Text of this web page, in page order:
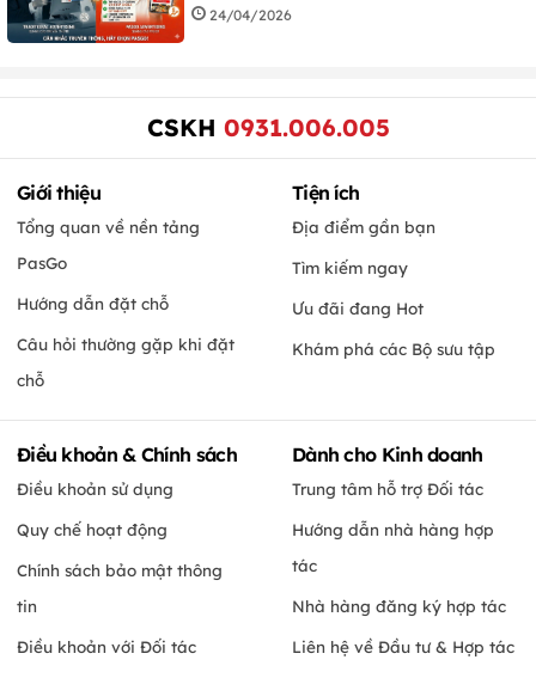
24/04/2026
CSKH 0931.006.005
Giới thiệu
Tổng quan về nền tảng
PasGo
Hướng dẫn đặt chỗ
Câu hỏi thường gặp khi đặt
chỗ
Tiện ích
Địa điểm gần bạn
Tìm kiếm ngay
Ưu đãi đang Hot
Khám phá các Bộ sưu tập
Điều khoản & Chính sách
Điều khoản sử dụng
Quy chế hoạt động
Chính sách bảo mật thông
tin
Điều khoản với Đối tác
Dành cho Kinh doanh
Trung tâm hỗ trợ Đối tác
Hướng dẫn nhà hàng hợp
tác
Nhà hàng đăng ký hợp tác
Liên hệ về Đầu tư & Hợp tác